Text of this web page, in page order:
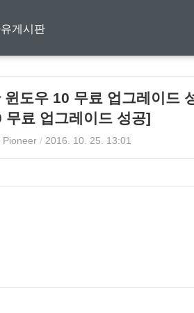
게시판
도우 10 무료 업그레이드
료 업그레이드 성공]
Pioneer/ 2016. 10. 25. 13:01